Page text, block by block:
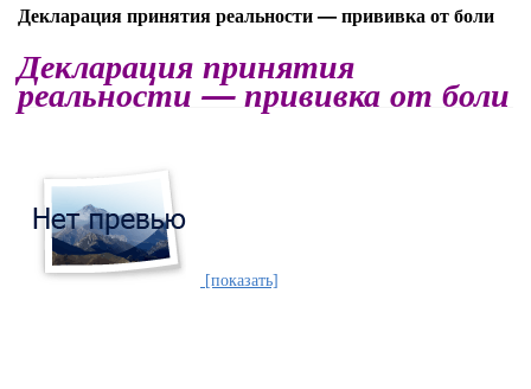
Декларация принятия реальности — прививка от боли
Декларация принятия
реальности — прививка от боли
[показать]